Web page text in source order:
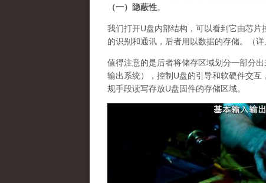
（一）隐蔽性。
我们打开U盘内部结构，可以看到它由芯
的识别和通讯，后者用以数据的存储。（详
值得注意的是后者将储存区域划分一部分
输出系统），控制U盘的引导和软硬件交
规手段读写存放U盘固件的存储区域。